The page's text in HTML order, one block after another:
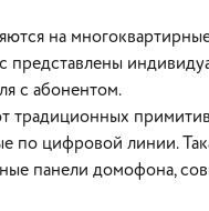
на
представлены
с абонентом.
традиционных
цифровой линии.
панели домофона,